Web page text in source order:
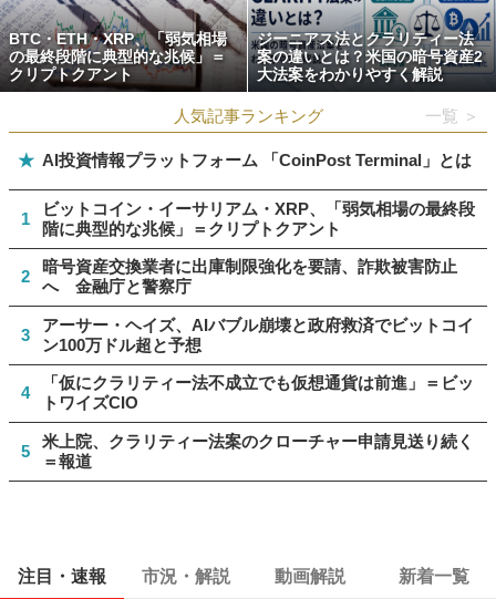
BTC・ETH・XRP、「弱気相場
の最終段階に典型的な兆候」＝
クリプトクアント
ジーニアス法とクラリティー法
案の違いとは？米国の暗号資産2
大法案をわかりやすく解説
人気記事ランキング 一覧 ＞
★ AI投資情報プラットフォーム 「CoinPost Terminal」とは
1
ビットコイン・イーサリアム・XRP、「弱気相場の最終段
階に典型的な兆候」＝クリプトクアント
2
暗号資産交換業者に出庫制限強化を要請、詐欺被害防止
へ 金融庁と警察庁
3
アーサー・ヘイズ、AIバブル崩壊と政府救済でビットコイ
ン100万ドル超と予想
4
「仮にクラリティー法不成立でも仮想通貨は前進」＝ビッ
トワイズCIO
5
米上院、クラリティー法案のクローチャー申請見送り続く
＝報道
注目・速報 市況・解説 動画解説 新着一覧